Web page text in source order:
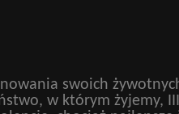
swoich
w którym żyjemy,